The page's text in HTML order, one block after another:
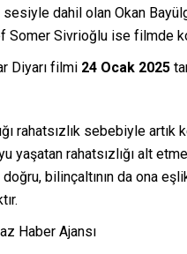
sesiyle dahil olan Okan
Somer Sivrioğlu ise filmde
Diyarı filmi 24 Ocak 2025
rahatsızlık sebebiyle artık
yaşatan rahatsızlığı alt
doğru, bilinçaltının da ona
Haber Ajansı